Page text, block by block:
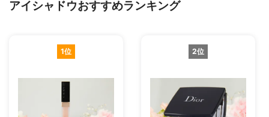
アイシャドウおすすめランキング
1位 2位